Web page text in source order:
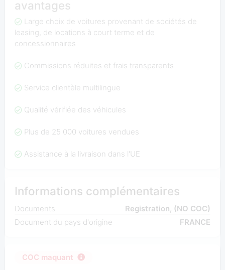
avantages
Large choix de voitures provenant de sociétés de
leasing, de locations à court terme et de
concessionnaires
Commissions réduites et frais transparents
Service clientèle multilingue
Qualité vérifiée des véhicules
Plus de 25 000 voitures vendues
Assistance à la livraison dans l'UE
Informations complémentaires
Documents
Registration, (NO COC)
Document du pays d'origine
FRANCE
COC maquant